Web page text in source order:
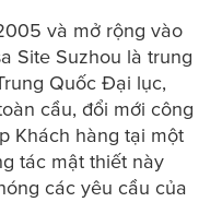
và mở rộng vào
Site Suzhou là trung
Quốc Đại lục,
cầu, đổi mới công
Khách hàng tại một
tác mật thiết này
các yêu cầu của